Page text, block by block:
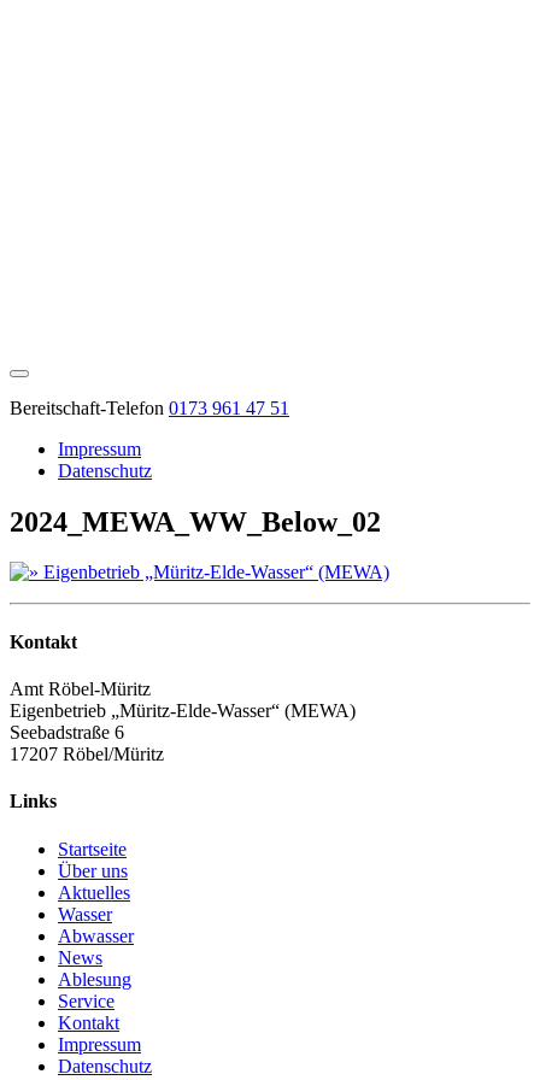
Bereitschaft-Telefon 0173 961 47 51
Impressum
Datenschutz
2024_MEWA_WW_Below_02
Kontakt
Amt Röbel-Müritz
Eigenbetrieb „Müritz-Elde-Wasser“ (MEWA)
Seebadstraße 6
17207 Röbel/Müritz
Links
Startseite
Über uns
Aktuelles
Wasser
Abwasser
News
Ablesung
Service
Kontakt
Impressum
Datenschutz